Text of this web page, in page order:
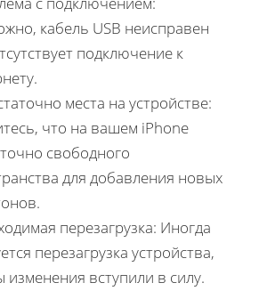
кабель USB неисправен
подключение к
места на устройстве:
что на вашем iPhone
свободного
для добавления новых
перезагрузка: Иногда
перезагрузка устройства,
изменения вступили в силу.